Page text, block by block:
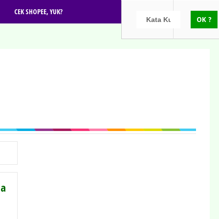
CEK SHOPEE, YUK?